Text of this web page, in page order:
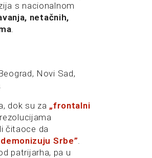
s nacionalnom
netačnih,
.
Novi Sad,
dok su za „frontalni
čitaoce da
Srbe”.
patrijarha, pa u